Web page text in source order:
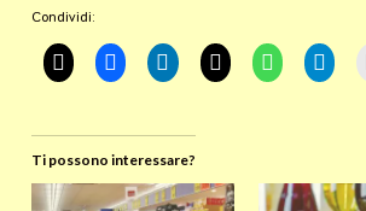
Condividi:
Ti possono interessare?